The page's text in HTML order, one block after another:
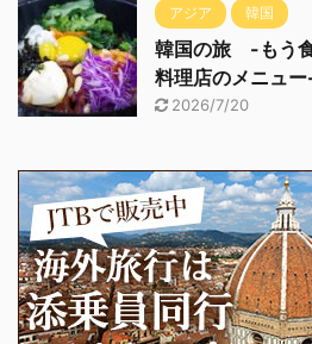
アジア 韓国
韓国の旅 -もう
料理店のメニュ
2026/7/20